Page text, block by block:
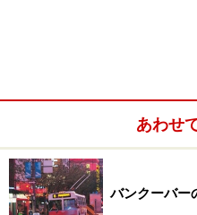
定番1 スタンレー
あわせ
バンクーバー